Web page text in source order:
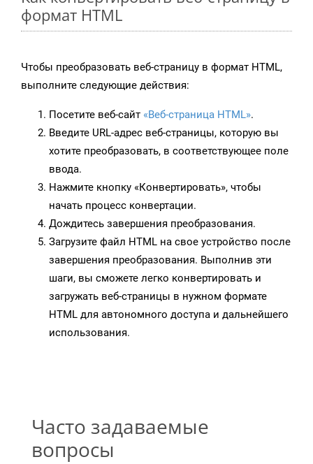
формат HTML
Чтобы преобразовать веб-страницу в формат HTML,
выполните следующие действия:
Посетите веб-сайт «Веб-страница HTML».
Введите URL-адрес веб-страницы, которую вы
хотите преобразовать, в соответствующее поле
ввода.
Нажмите кнопку «Конвертировать», чтобы
начать процесс конвертации.
Дождитесь завершения преобразования.
Загрузите файл HTML на свое устройство после
завершения преобразования. Выполнив эти
шаги, вы сможете легко конвертировать и
загружать веб-страницы в нужном формате
HTML для автономного доступа и дальнейшего
использования.
Часто задаваемые
вопросы